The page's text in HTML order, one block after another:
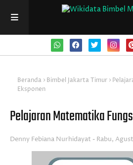
Beranda Bimbel Jakarta Timur
Eksponen
Pelajaran Matematika
Denny Febiana Nurhidayat Rabu,